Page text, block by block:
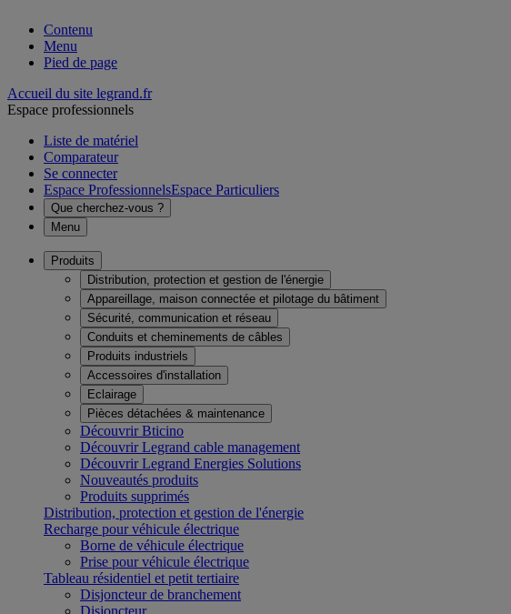
Contenu
Menu
Pied de page
Accueil du site legrand.fr
Espace professionnels
Liste de matériel
Comparateur
Se connecter
Espace ProfessionnelsEspace Particuliers
Que cherchez-vous ?
Menu
Produits
Distribution, protection et gestion de l'énergie
Appareillage, maison connectée et pilotage du bâtiment
Sécurité, communication et réseau
Conduits et cheminements de câbles
Produits industriels
Accessoires d'installation
Eclairage
Pièces détachées & maintenance
Découvrir Bticino
Découvrir Legrand cable management
Découvrir Legrand Energies Solutions
Nouveautés produits
Produits supprimés
Distribution, protection et gestion de l'énergie
Recharge pour véhicule électrique
Borne de véhicule électrique
Prise pour véhicule électrique
Tableau résidentiel et petit tertiaire
Disjoncteur de branchement
Disjoncteur